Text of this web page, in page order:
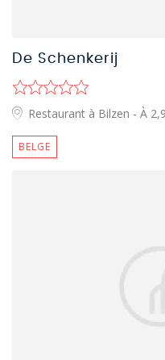
De Schenkerij
Restaurant à Bilzen - À
BELGE